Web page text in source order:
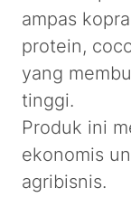
ampas
protein,
yang
tinggi.
Produk ini
ekonomis
agribisnis.